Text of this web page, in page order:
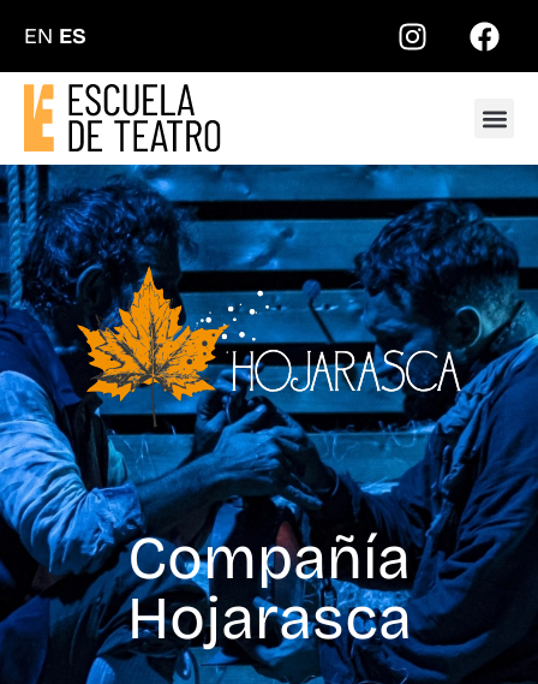
EN ES
Compañía
Hojarasca